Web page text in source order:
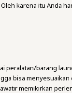
karena itu Anda
peralatan/barang
bisa
memikirkan